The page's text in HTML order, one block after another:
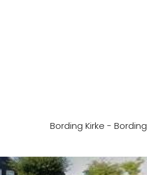
Bording Kirke - Bording